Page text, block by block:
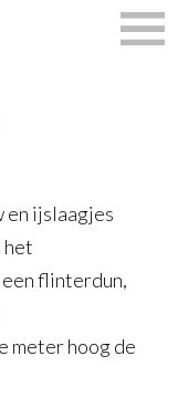
en ijslaagjes
het
flinterdun,
meter hoog de